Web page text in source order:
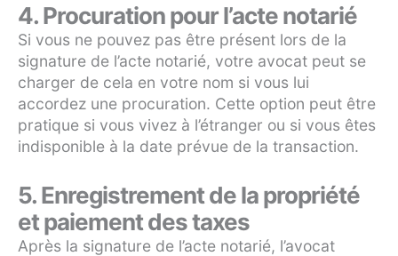
4. Procuration pour l’acte notarié
Si vous ne pouvez pas être présent lors de la
signature de l’acte notarié, votre avocat peut se
charger de cela en votre nom si vous lui
accordez une procuration. Cette option peut être
pratique si vous vivez à l’étranger ou si vous êtes
indisponible à la date prévue de la transaction.
5. Enregistrement de la propriété
et paiement des taxes
Après la signature de l’acte notarié, l’avocat